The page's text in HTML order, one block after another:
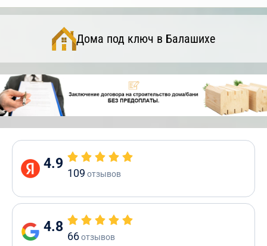
Дома под ключ в Балашихе
4.9
109 отзывов
4.8
66отзывов